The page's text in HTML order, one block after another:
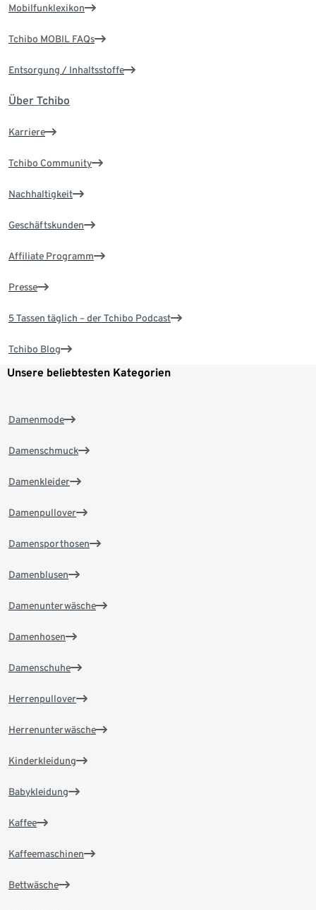
Mobilfunklexikon
Tchibo MOBIL FAQs
Entsorgung / Inhaltsstoffe
Über Tchibo
Karriere
Tchibo Community
Nachhaltigkeit
Geschäftskunden
Affiliate Programm
Presse
5 Tassen täglich – der Tchibo Podcast
Tchibo Blog
Unsere beliebtesten Kategorien
Damenmode
Damenschmuck
Damenkleider
Damenpullover
Damensporthosen
Damenblusen
Damenunterwäsche
Damenhosen
Damenschuhe
Herrenpullover
Herrenunterwäsche
Kinderkleidung
Babykleidung
Kaffee
Kaffeemaschinen
Bettwäsche